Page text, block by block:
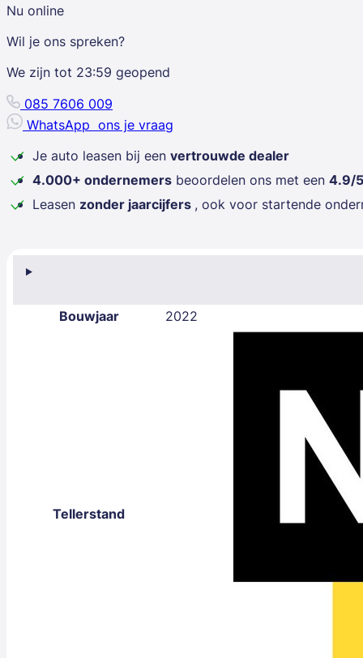
Bouwjaar 2022
Tellerstand
Nu online
Wil je ons spreken?
We zijn tot 23:59 geopend
085 7606 009
WhatsApp ons je vraag
Je auto leasen bij een vertrouwde dealer
4.000+ ondernemers beoordelen ons met een 4.9/5
Leasen zonder jaarcijfers , ook voor startende